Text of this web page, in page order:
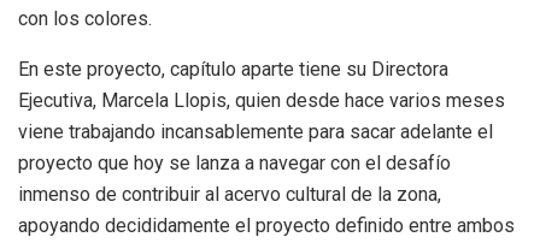
con los colores.
En este proyecto, capítulo aparte tiene su Directora
Ejecutiva, Marcela Llopis, quien desde hace varios meses
viene trabajando incansablemente para sacar adelante el
proyecto que hoy se lanza a navegar con el desafío
inmenso de contribuir al acervo cultural de la zona,
apoyando decididamente el proyecto definido entre ambos